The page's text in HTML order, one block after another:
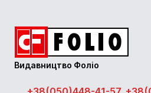
Видавництво Фоліо